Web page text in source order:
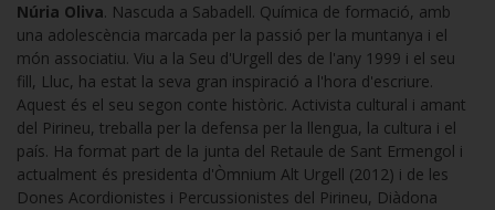
Núria Oliva. Nascuda a Sabadell. Química de formació, amb
una adolescència marcada per la passió per la muntanya i el
món associatiu. Viu a la Seu d'Urgell des de l'any 1999 i el seu
fill, Lluc, ha estat la seva gran inspiració a l'hora d'escriure.
Aquest és el seu segon conte històric. Activista cultural i amant
del Pirineu, treballa per la defensa per la llengua, la cultura i el
país. Ha format part de la junta del Retaule de Sant Ermengol i
actualment és presidenta d'Òmnium Alt Urgell (2012) i de les
Dones Acordionistes i Percussionistes del Pirineu, Diàdona